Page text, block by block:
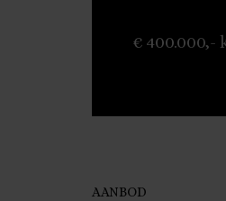
€ 400.000,-
AANBOD